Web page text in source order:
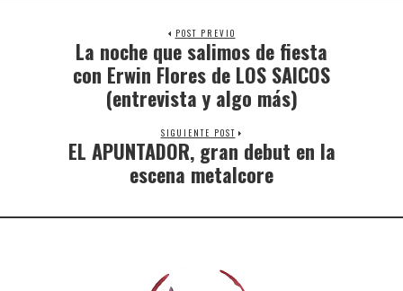
POST PREVIO
La noche que salimos de fiesta
con Erwin Flores de LOS SAICOS
(entrevista y algo más)
SIGUIENTE POST
EL APUNTADOR, gran debut en la
escena metalcore